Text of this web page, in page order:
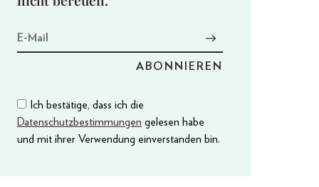
Ich bestätige, dass ich die
Datenschutzbestimmungen gelesen habe
und mit ihrer Verwendung einverstanden bin.